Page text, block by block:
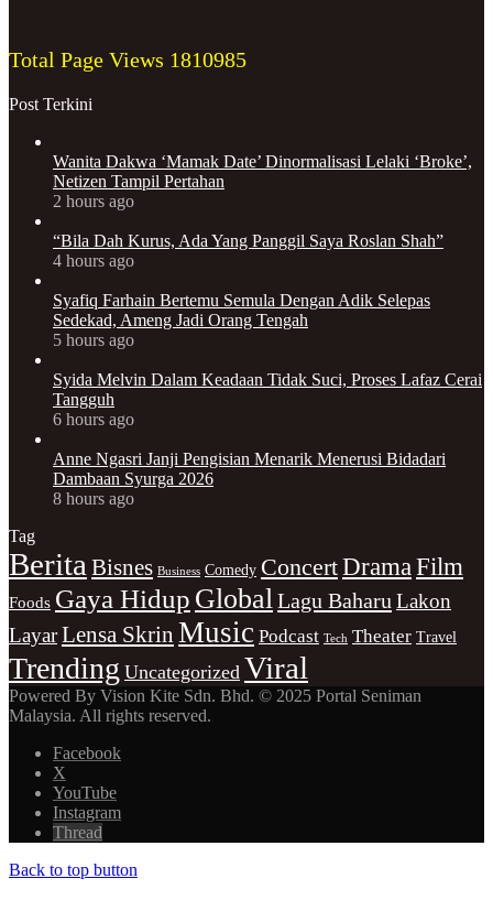
Total Page Views 1810985
Post Terkini
Wanita Dakwa ‘Mamak Date’ Dinormalisasi Lelaki ‘Broke’,
Netizen Tampil Pertahan
2 hours ago
“Bila Dah Kurus, Ada Yang Panggil Saya Roslan Shah”
4 hours ago
Syafiq Farhain Bertemu Semula Dengan Adik Selepas
Sedekad, Ameng Jadi Orang Tengah
5 hours ago
Syida Melvin Dalam Keadaan Tidak Suci, Proses Lafaz Cerai
Tangguh
6 hours ago
Anne Ngasri Janji Pengisian Menarik Menerusi Bidadari
Dambaan Syurga 2026
8 hours ago
Tag
Berita Bisnes Business Comedy ConcertDrama Film
Foods Gaya Hidup Global Lagu Baharu Lakon
LayarLensa Skrin Music Podcast Tech Theater Travel
Trending Uncategorized Viral
Powered By Vision Kite Sdn. Bhd. © 2025 Portal Seniman
Malaysia. All rights reserved.
Facebook
X
YouTube
Instagram
Thread
Back to top button